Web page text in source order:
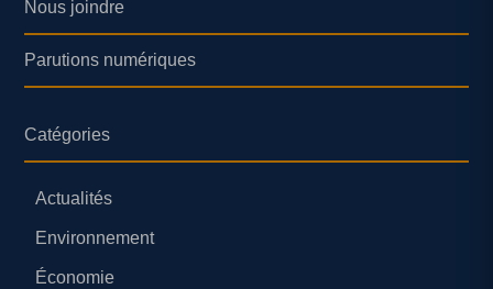
Nous joindre
Parutions numériques
Catégories
Actualités
Environnement
Économie